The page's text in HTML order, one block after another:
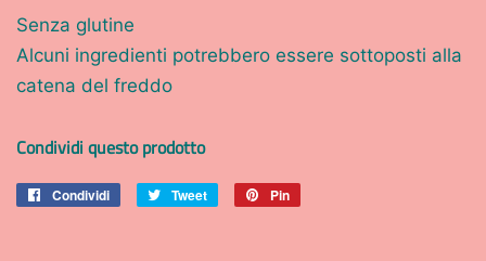
Senza glutine
Alcuni ingredienti potrebbero essere sottoposti alla
catena del freddo
Condividi questo prodotto
Condividi
CondividiTweet
Twitta
Pin